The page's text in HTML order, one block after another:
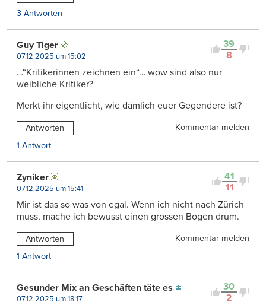
3 Antworten
39
8
Guy Tiger
07.12.2025 um 15:02
…“Kritikerinnen zeichnen ein“… wow sind also nur
weibliche Kritiker?
Merkt ihr eigentlicht, wie dämlich euer Gegendere ist?
Antworten
Kommentar melden
1 Antwort
41
11
Zyniker
07.12.2025 um 15:41
Mir ist das so was von egal. Wenn ich nicht nach Zürich
muss, mache ich bewusst einen grossen Bogen drum.
Antworten
Kommentar melden
1 Antwort
30
2
Gesunder Mix an Geschäften täte es
07.12.2025 um 18:17